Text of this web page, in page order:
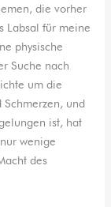
die vorher
Labsal für meine
physische
Suche nach
um die
und
ist, hat
wenige
des